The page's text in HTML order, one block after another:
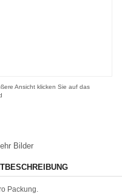
Ansicht klicken Sie auf das
Bilder
Packung.